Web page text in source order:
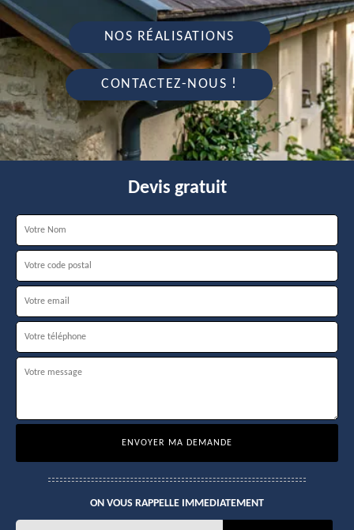
NOS RÉALISATIONS
CONTACTEZ-NOUS !
Devis gratuit
ON VOUS RAPPELLE IMMEDIATEMENT